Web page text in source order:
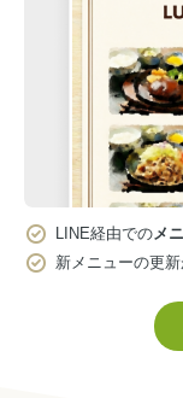
LINE経由でのメ
新メニューの更